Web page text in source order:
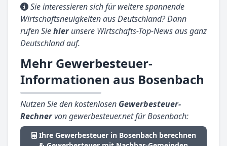
Sie interessieren sich für weitere spannende
Wirtschaftsneuigkeiten aus Deutschland? Dann
rufen Siehierunsere Wirtschafts-Top-News aus ganz
Deutschland auf.
Mehr Gewerbesteuer-
Informationen aus Bosenbach
Nutzen Sie den kostenlosen Gewerbesteuer-
Rechnervon gewerbesteuer.net für Bosenbach:
Ihre Gewerbesteuer in Bosenbach berechnen